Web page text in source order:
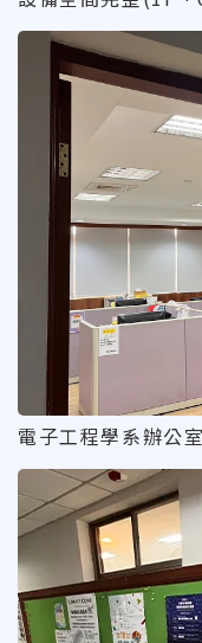
電子工程學系辦公室